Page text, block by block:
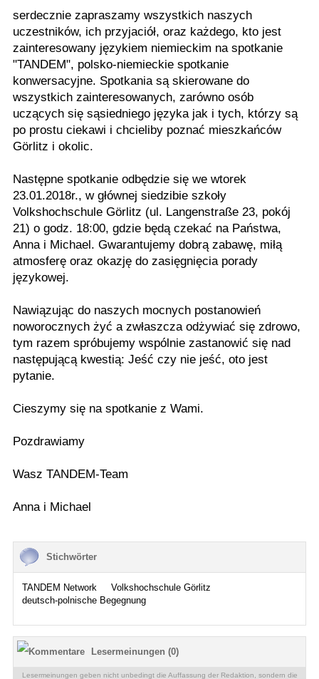
serdecznie zapraszamy wszystkich naszych
uczestników, ich przyjaciół, oraz każdego, kto jest
zainteresowany językiem niemieckim na spotkanie
"TANDEM", polsko-niemieckie spotkanie
konwersacyjne. Spotkania są skierowane do
wszystkich zainteresowanych, zarówno osób
uczących się sąsiedniego języka jak i tych, którzy są
po prostu ciekawi i chcieliby poznać mieszkańców
Görlitz i okolic.
Następne spotkanie odbędzie się we wtorek
23.01.2018r., w głównej siedzibie szkoły
Volkshochschule Görlitz (ul. Langenstraße 23, pokój
21) o godz. 18:00, gdzie będą czekać na Państwa,
Anna i Michael. Gwarantujemy dobrą zabawę, miłą
atmosferę oraz okazję do zasięgnięcia porady
językowej.
Nawiązując do naszych mocnych postanowień
noworocznych żyć a zwłaszcza odżywiać się zdrowo,
tym razem spróbujemy wspólnie zastanowić się nad
następującą kwestią: Jeść czy nie jeść, oto jest
pytanie.
Cieszymy się na spotkanie z Wami.
Pozdrawiamy
Wasz TANDEM-Team
Anna i Michael
Stichwörter
TANDEM Network
Volkshochschule Görlitz
deutsch-polnische Begegnung
Lesermeinungen (0)
Lesermeinungen geben nicht unbedingt die Auffassung der Redaktion, sondern die